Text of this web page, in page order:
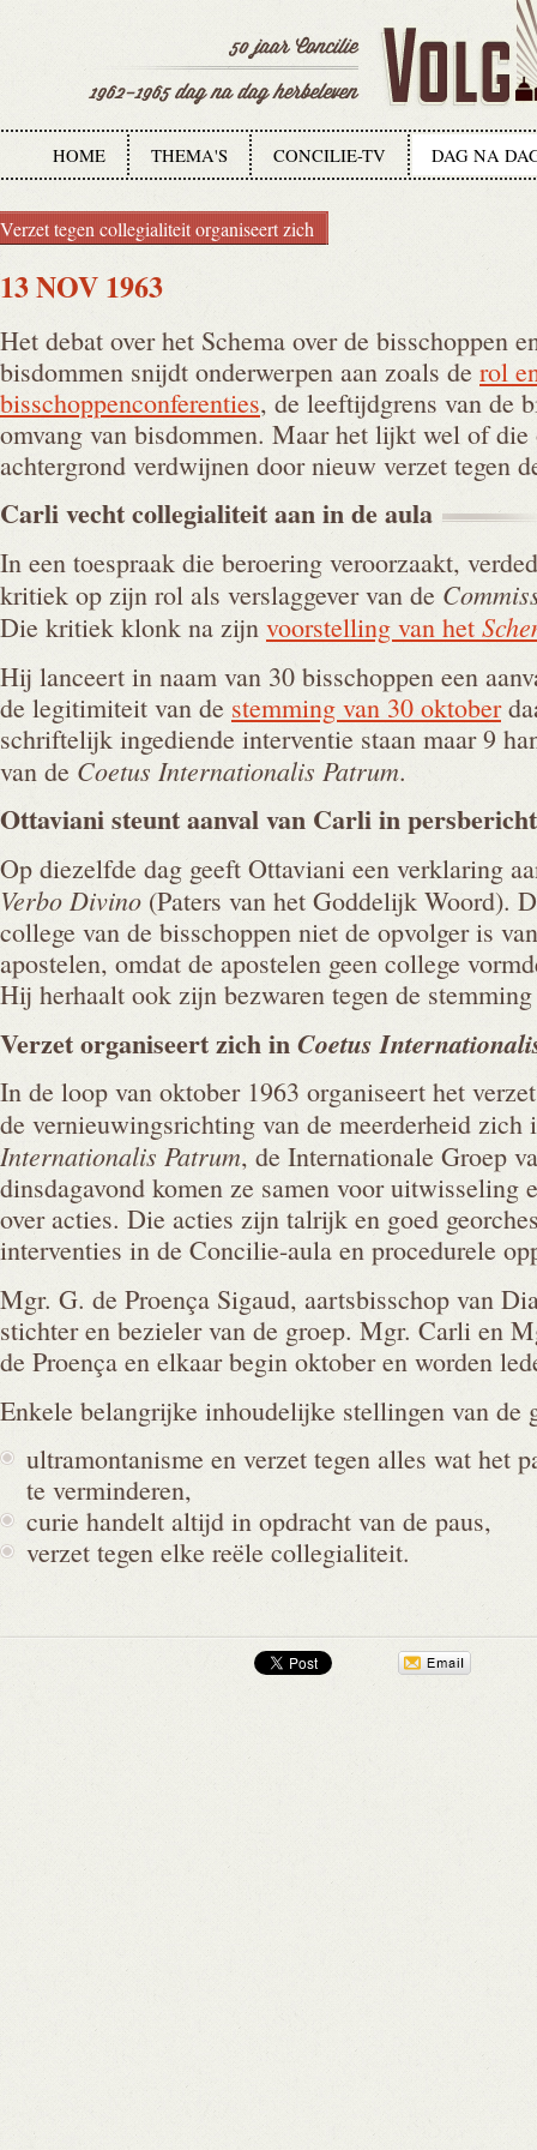
HOME THEMA'S CONCILIE-TV DAG NA
Verzet tegen collegialiteit organiseert zich
13 NOV 1963
Het debat over het Schema over de bisschoppen
bisdommen snijdt onderwerpen aan zoals de rol
bisschoppenconferenties, de leeftijdgrens van de
omvang van bisdommen. Maar het lijkt wel of die
achtergrond verdwijnen door nieuw verzet tegen
Carli vecht collegialiteit aan in deaula
In een toespraak die beroering veroorzaakt,
kritiek op zijn rol als verslaggever van de
Die kritiek klonk na zijn voorstelling van het
Hij lanceert in naam van 30 bisschoppen een
de legitimiteit van de stemming van 30 oktober
schriftelijk ingediende interventie staan maar 9
van de Coetus Internationalis Patrum.
Ottaviani steunt aanval van Carli inpersbericht
Op diezelfde dag geeft Ottaviani een verklaring
Verbo Divino (Paters van het Goddelijk Woord).
college van de bisschoppen niet de opvolger is
apostelen, omdat de apostelen geen college
Hij herhaalt ook zijn bezwaren tegen de
Verzet organiseert zich inCoetus
In de loop van oktober 1963 organiseert het
de vernieuwingsrichting van de meerderheid
Internationalis Patrum, de Internationale Groep
dinsdagavond komen ze samen voor uitwisseling
over acties. Die acties zijn talrijk en goed
interventies in de Concilie-aula en procedurele
Mgr. G. de Proença Sigaud, aartsbisschop van
stichter en bezieler van de groep. Mgr. Carli en
de Proença en elkaar begin oktober en worden
Enkele belangrijke inhoudelijke stellingen van de
ultramontanisme en verzet tegen alles wat het
te verminderen,
curie handelt altijd in opdracht van de paus,
verzet tegen elke reële collegialiteit.